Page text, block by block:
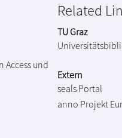
Access und
Related
TU Graz
Extern
seals Portal
anno Projekt